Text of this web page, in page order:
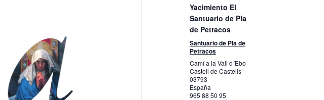
Yacimiento El
Santuario de Pla
de Petracos
Santuario de Pla de
Petracos
Camí a la Vall d´Ebo
Castell de Castells
03793
España
965 88 50 95